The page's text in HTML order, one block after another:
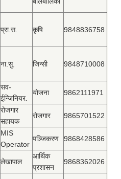
प्रा.स. कृषि 9848836758
ना.सु. जिन्सी 9848710008
सव-
ईन्जिनियर.
योजना 9862111971
रोजगार
सहायक
रोजगार 9865701522
MIS
Operator
पञ्‍जिकरण 9868428586
लेखापाल
आर्थिक
प्रशासन
9868362026